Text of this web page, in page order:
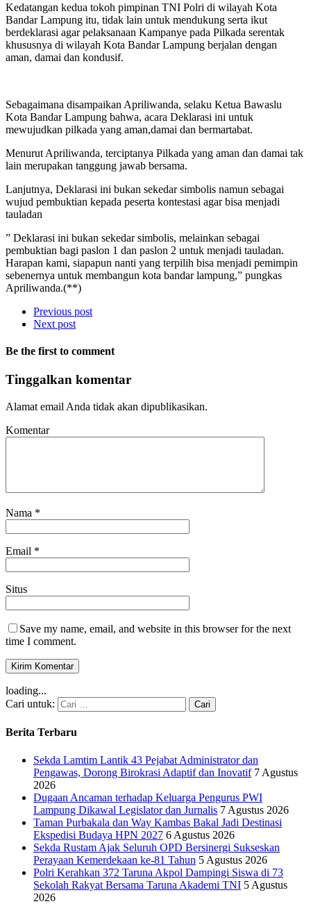
Kedatangan kedua tokoh pimpinan TNI Polri di wilayah Kota
Bandar Lampung itu, tidak lain untuk mendukung serta ikut
berdeklarasi agar pelaksanaan Kampanye pada Pilkada serentak
khususnya di wilayah Kota Bandar Lampung berjalan dengan
aman, damai dan kondusif.
Sebagaimana disampaikan Apriliwanda, selaku Ketua Bawaslu
Kota Bandar Lampung bahwa, acara Deklarasi ini untuk
mewujudkan pilkada yang aman,damai dan bermartabat.
Menurut Apriliwanda, terciptanya Pilkada yang aman dan damai tak
lain merupakan tanggung jawab bersama.
Lanjutnya, Deklarasi ini bukan sekedar simbolis namun sebagai
wujud pembuktian kepada peserta kontestasi agar bisa menjadi
tauladan
” Deklarasi ini bukan sekedar simbolis, melainkan sebagai
pembuktian bagi paslon 1 dan paslon 2 untuk menjadi tauladan.
Harapan kami, siapapun nanti yang terpilih bisa menjadi pemimpin
sebenernya untuk membangun kota bandar lampung,” pungkas
Apriliwanda.(**)
Previous post
Next post
Be the first to comment
Tinggalkan komentar
Alamat email Anda tidak akan dipublikasikan.
Komentar
Nama *
Email *
Situs
Save my name, email, and website in this browser for the next
time I comment.
loading...
Cari untuk:
Berita Terbaru
Sekda Lamtim Lantik 43 Pejabat Administrator dan
Pengawas, Dorong Birokrasi Adaptif dan Inovatif 7 Agustus
2026
Dugaan Ancaman terhadap Keluarga Pengurus PWI
Lampung Dikawal Legislator dan Jurnalis 7 Agustus 2026
Taman Purbakala dan Way Kambas Bakal Jadi Destinasi
Ekspedisi Budaya HPN 2027 6 Agustus 2026
Sekda Rustam Ajak Seluruh OPD Bersinergi Sukseskan
Perayaan Kemerdekaan ke-81 Tahun 5 Agustus 2026
Polri Kerahkan 372 Taruna Akpol Dampingi Siswa di 73
Sekolah Rakyat Bersama Taruna Akademi TNI 5 Agustus
2026